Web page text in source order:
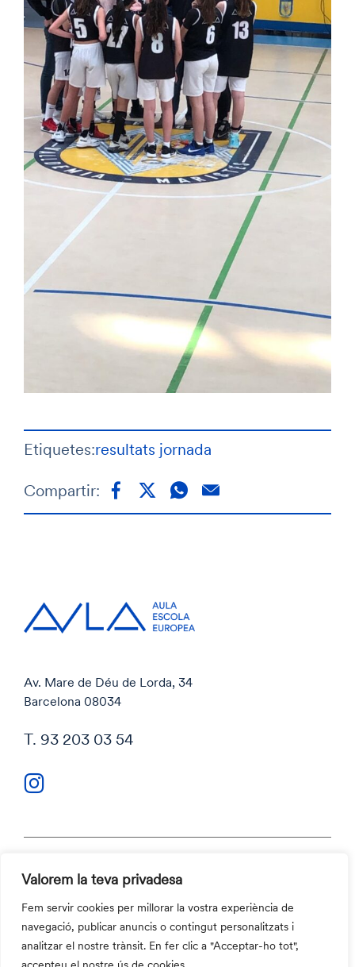
Valorem la teva privadesa
Fem servir cookies per millorar la vostra experiència de
navegació, publicar anuncis o contingut personalitzats i
analitzar el nostre trànsit. En fer clic a "Acceptar-ho tot",
accepteu el nostre ús de cookies.
Etiquetes:resultats jornada
Compartir:
Av. Mare de Déu de Lorda, 34
Barcelona 08034
T. 93 203 03 54
Política de privacitat
Política de cookies
Codi ètic i Canal ètic
Contacte
©2026 Aula Escola Europea